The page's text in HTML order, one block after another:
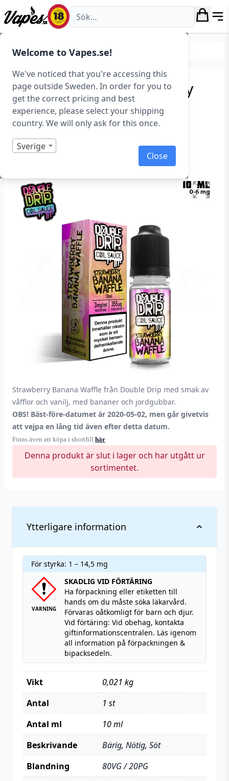
Welcome to Vapes.se!
We've noticed that you're accessing this
page outside Sweden. In order for you to
get the correct pricing and best
experience, please select your shipping
country. We will only ask for this once.
Sverige
Close
Vapes.se
E-juice E-juice varumärken
Double Drip – Strawberry
Banana Waffle (10 ml,
Singel)
Art.nr: 37476
Slut i lager
Strawberry Banana Waffle från Double Drip med smak av
våfflor och vanilj, med bananer och jordgubbar.
OBS! Bäst-före-datumet är 2020-05-02, men går givetvis
att vejpa en lång tid även efter detta datum.
Finns även att köpa i shortfill här
Denna produkt är slut i lager och har utgått ur
sortimentet.
Ytterligare information
För styrka: 1 – 14,5 mg
VARNING
SKADLIG VID FÖRTÄRING
Ha förpackning eller etiketten till
hands om du måste söka läkarvård.
Förvaras oåtkomligt för barn och djur.
Vid förtäring: Vid obehag, kontakta
giftinformationscentralen. Läs igenom
all information på förpackningen &
bipacksedeln.
Vikt
0,021 kg
Antal
1 st
Antal ml
10 ml
Beskrivande
Bärig, Nötig, Söt
Blandning
80VG / 20PG